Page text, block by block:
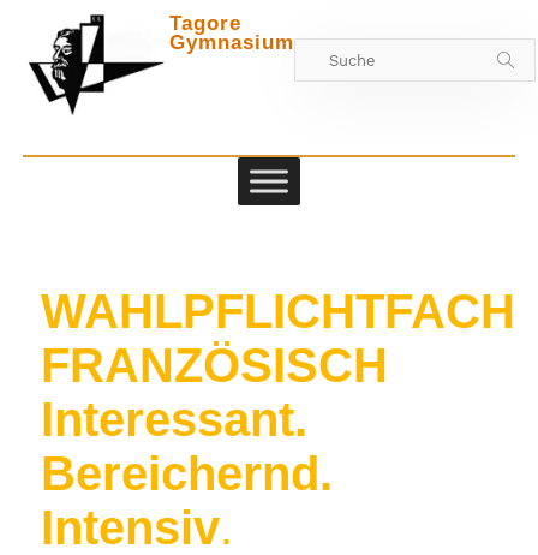
Zwischen
Tagore
Gymnasium
WAHLPFLICHTFACH
FRANZÖSISCH
Interessant.
Bereichernd.
Intensiv.